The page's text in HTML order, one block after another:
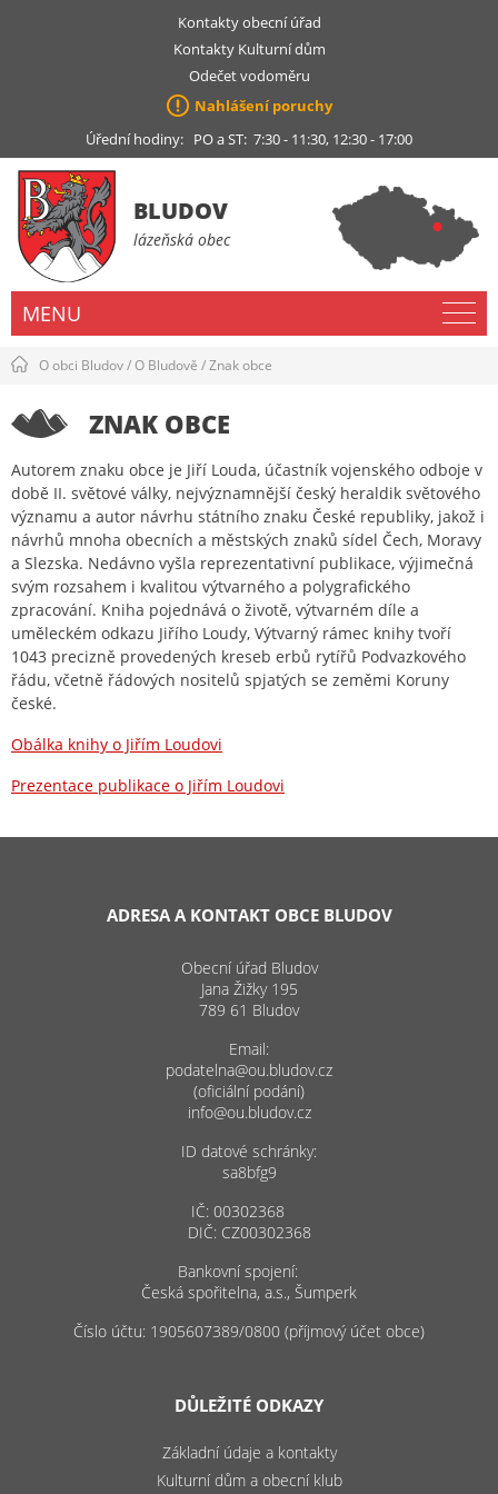
Kontakty obecní úřad
Kontakty Kulturní dům
Odečet vodoměru
Nahlášení poruchy
Úřední hodiny: PO a ST: 7:30 - 11:30, 12:30 - 17:00
BLUDOV
lázeňská obec
MENU
O obci Bludov/O Bludově /Znak obce
ZNAK OBCE
Autorem znaku obce je Jiří Louda, účastník vojenského odboje v
době II. světové války, nejvýznamnější český heraldik světového
významu a autor návrhu státního znaku České republiky, jakož i
návrhů mnoha obecních a městských znaků sídel Čech, Moravy
a Slezska. Nedávno vyšla reprezentativní publikace, výjimečná
svým rozsahem i kvalitou výtvarného a polygrafického
zpracování. Kniha pojednává o životě, výtvarném díle a
uměleckém odkazu Jiřího Loudy, Výtvarný rámec knihy tvoří
1043 precizně provedených kreseb erbů rytířů Podvazkového
řádu, včetně řádových nositelů spjatých se zeměmi Koruny
české.
Obálka knihy o Jiřím Loudovi
Prezentace publikace o Jiřím Loudovi
ADRESA A KONTAKT OBCE BLUDOV
Obecní úřad Bludov
Jana Žižky 195
789 61 Bludov
Email:
podatelna@ou.bludov.cz
(oficiální podání)
info@ou.bludov.cz
ID datové schránky:
sa8bfg9
IČ: 00302368
DIČ: CZ00302368
Bankovní spojení:
Česká spořitelna, a.s., Šumperk
Číslo účtu: 1905607389/0800 (příjmový účet obce)
DŮLEŽITÉ ODKAZY
Základní údaje a kontakty
Kulturní dům a obecní klub